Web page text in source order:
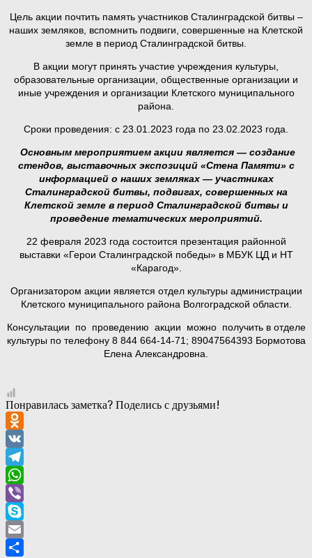
Цель акции почтить память участников Сталинградской битвы –
наших земляков, вспомнить подвиги, совершенные на Клетской
земле в период Сталинградской битвы.
В акции могут принять участие учреждения культуры,
образовательные организации, общественные организации и
иные учреждения и организации Клетского муниципального
района.
Сроки проведения: с 23.01.2023 года по 23.02.2023 года.
Основным мероприятием акции является — создание
стендов, выставочных экспозиций «Стена Памяти» с
информацией о наших земляках — участниках
Сталинградской битвы, подвигах, совершенных на
Клетской земле в период Сталинградской битвы и
проведение тематических мероприятий.
22 февраля 2023 года состоится презентация районной
выставки «Герои Сталинградской победы» в МБУК ЦД и НТ
«Карагод».
Организатором акции является отдел культуры администрации
Клетского муниципального района Волгоградской области.
Консультации по проведению акции можно получить в отделе
культуры по телефону 8 844 664-14-71; 89047564393 Бормотова
Елена Александровна.
Понравилась заметка? Поделись с друзьями!
Odnoklassniki
VK
Telegram
WhatsApp
Viber
Skype
Email